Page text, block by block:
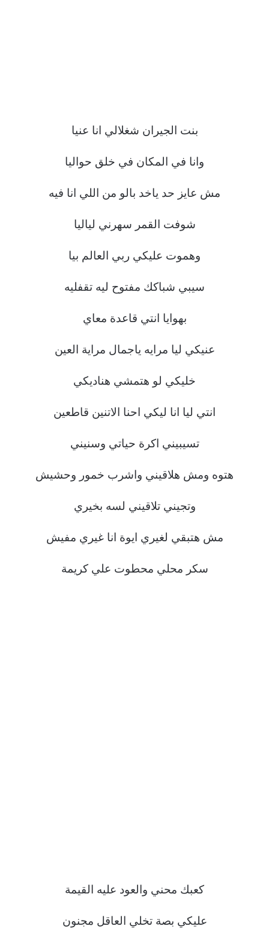
بنت الجيران شغلالي انا عنيا
وانا في المكان في خلق حواليا
مش عايز حد ياخد بالو من اللي انا فيه
شوفت القمر سهرني لياليا
وهموت عليكي ربي العالم بيا
سيبي شباكك مفتوح ليه تقفليه
بهوايا انتي قاعدة معاي
عنيكي ليا مرايه ياجمال مراية العين
خليكي لو هتمشي هناديكي
انتي ليا انا ليكي احنا الاتنين قاطعين
تسيبيني اكرة حياتي وسنيني
هتوه ومش هلاقيني واشرب خمور وحشيش
وتجيني تلاقيني لسه بخيري
مش هتبقي لغيري ايوة انا غيري مفيش
سكر محلي محطوت علي كريمة
كعبك محني والعود عليه القيمة
عليكي بصة تخلي العاقل مجنون